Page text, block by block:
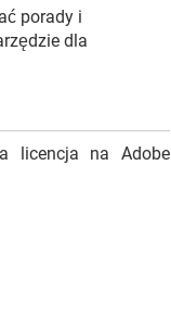
porady i
dla
licencja na Adobe